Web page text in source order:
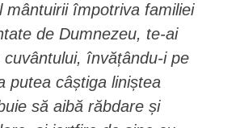
mântuirii împotriva familiei
de Dumnezeu, te-ai
învățându-i pe
putea câștiga liniștea
să aibă răbdare și